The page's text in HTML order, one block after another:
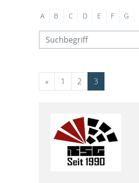
A B C D E F G
« 1 2 3